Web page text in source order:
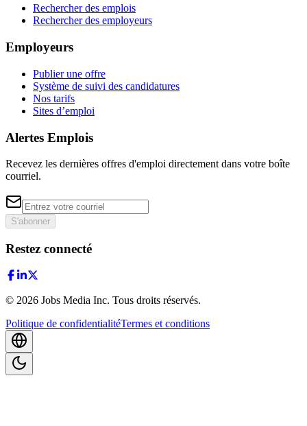
Rechercher des emplois
Rechercher des employeurs
Employeurs
Publier une offre
Système de suivi des candidatures
Nos tarifs
Sites d’emploi
Alertes Emplois
Recevez les dernières offres d'emploi directement dans votre boîte
courriel.
S'abonner
Restez connecté
© 2026 Jobs Media Inc. Tous droits réservés.
Politique de confidentialitéTermes et conditions